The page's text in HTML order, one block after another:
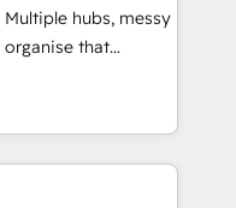
Award - Integrations
Award -
hubs, messy
CRM
and team
Pipedrive,